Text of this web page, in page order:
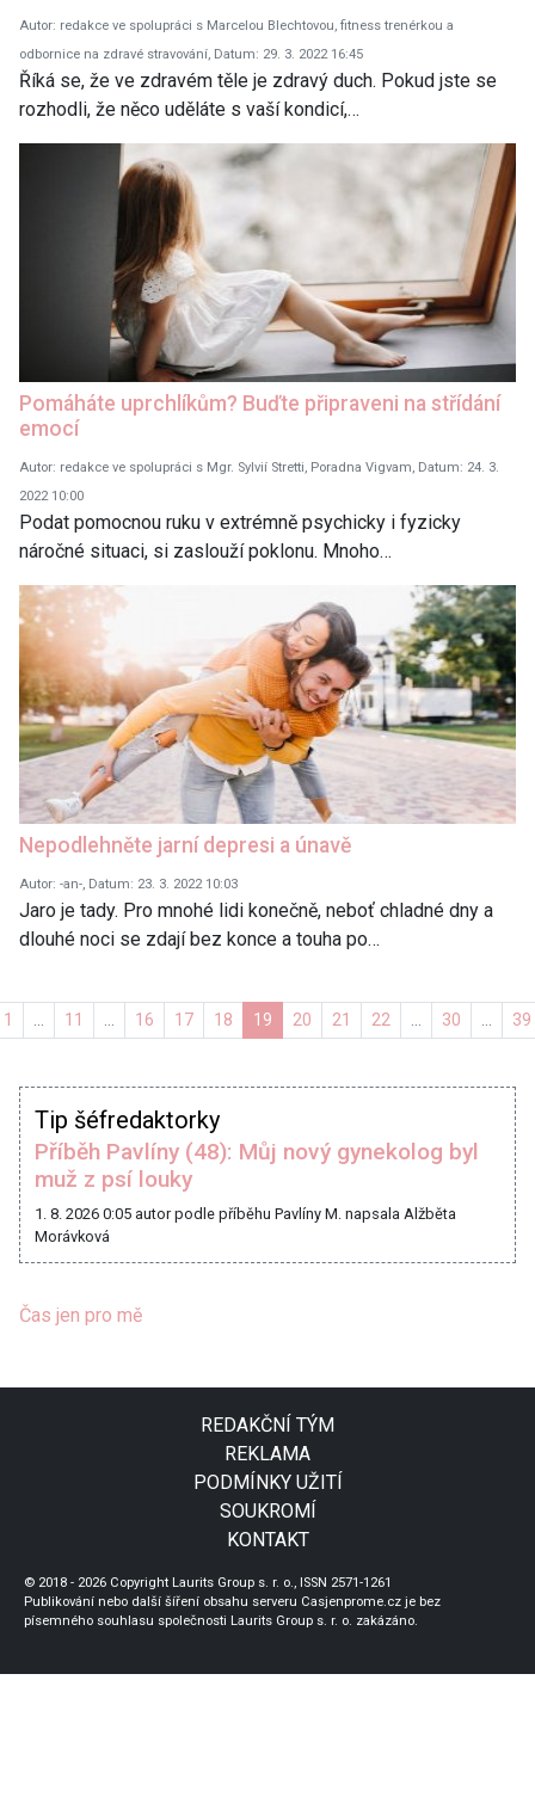
Autor: redakce ve spolupráci s Marcelou Blechtovou, fitness trenérkou a
odbornice na zdravé stravování, Datum: 29. 3. 2022 16:45
Říká se, že ve zdravém těle je zdravý duch. Pokud jste se
rozhodli, že něco uděláte s vaší kondicí,…
Pomáháte uprchlíkům? Buďte připraveni na střídání
emocí
Autor: redakce ve spolupráci s Mgr. Sylvií Stretti, Poradna Vigvam, Datum: 24. 3.
2022 10:00
Podat pomocnou ruku v extrémně psychicky i fyzicky
náročné situaci, si zaslouží poklonu. Mnoho…
Nepodlehněte jarní depresi a únavě
Autor: -an-, Datum: 23. 3. 2022 10:03
Jaro je tady. Pro mnohé lidi konečně, neboť chladné dny a
dlouhé noci se zdají bez konce a touha po…
1 11 16 17 18 19 20 21 22 30 39
Tip šéfredaktorky
Příběh Pavlíny (48): Můj nový gynekolog byl
muž z psí louky
1. 8. 2026 0:05 autor podle příběhu Pavlíny M. napsala Alžběta
Morávková
Čas jen pro mě
REDAKČNÍ TÝM
REKLAMA
PODMÍNKY UŽITÍ
SOUKROMÍ
KONTAKT
© 2018 - 2026 Copyright Laurits Group s. r. o., ISSN 2571-1261
Publikování nebo další šíření obsahu serveru Casjenprome.cz je bez
písemného souhlasu společnosti Laurits Group s. r. o. zakázáno.